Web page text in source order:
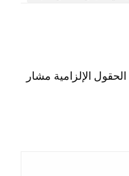
الحقول الإلزامية مشار